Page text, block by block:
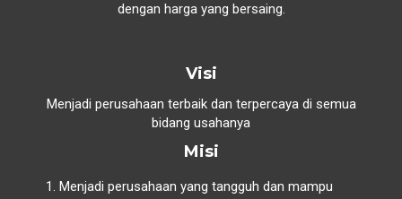
dengan harga yang bersaing.
Visi
Menjadi perusahaan terbaik dan terpercaya di semua
bidang usahanya
Misi
Menjadi perusahaan yang tangguh dan mampu